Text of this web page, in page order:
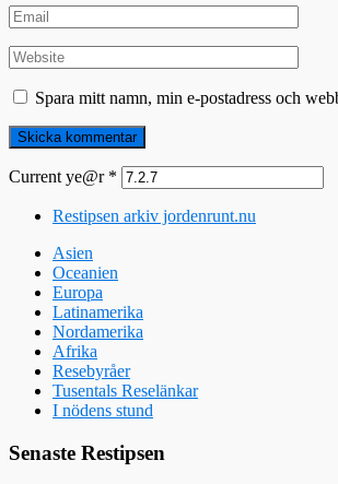
Spara mitt namn, min e-postadress och
Current ye@r *
Restipsen arkiv jordenrunt.nu
Asien
Oceanien
Europa
Latinamerika
Nordamerika
Afrika
Resebyråer
Tusentals Reselänkar
I nödens stund
Senaste Restipsen